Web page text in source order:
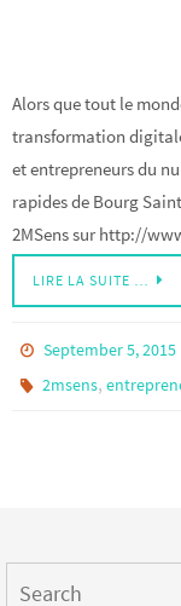
Alors que tout le
transformation
et entrepreneurs du
rapides de Bourg
2MSens sur http://
LIRE LA SUITE …
September 5, 2015
2msens,